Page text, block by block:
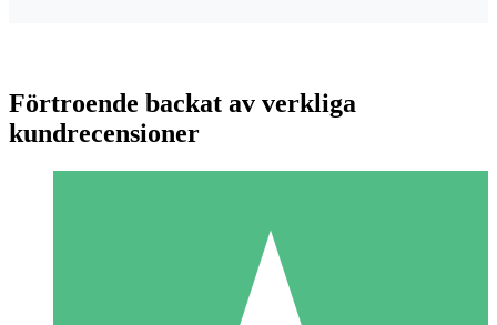
Individuella Kreditpaket
Förtroende backat av verkliga
kundrecensioner